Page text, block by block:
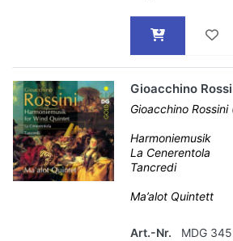
Gioacchino
Gioacchino
Harmoniemusik
La Cenerentola
Tancredi
Ma’alot Quintett
Art.-Nr. MDG